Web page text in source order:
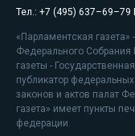
Тел.: +7 (495) 637–69–79
«Парламентская
Федерального Собрания
газеты -
публикатор
законов и актов палат
газета» имеет пункты
федерации.